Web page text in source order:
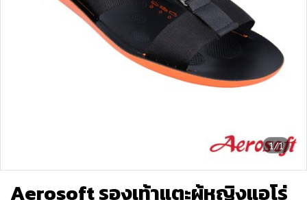
1/1
Aerosoft รองเท้าแตะผู้หญิงแอโร่